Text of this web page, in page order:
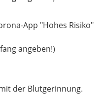
App "Hohes Risiko"
angeben!)
der Blutgerinnung.